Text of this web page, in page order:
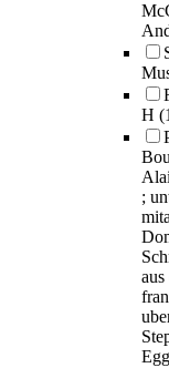
H
;
aus